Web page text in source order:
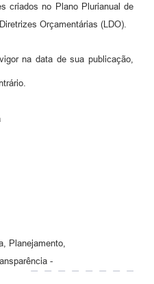
criados no Plano Plurianual de
Orçamentárias (LDO).
na data de sua publicação,
Planejamento,
-